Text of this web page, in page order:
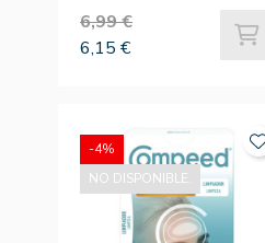
6,99 €
6,15 €
-4%
NO DISPONIBLE.